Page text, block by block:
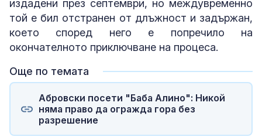
издадени през септември, но междувременно
той е бил отстранен от длъжност и задържан,
което според него е попречило на
окончателното приключване на процеса.
Още по темата
Абровски посети "Баба Алино": Никой
няма право да огражда гора без
разрешение